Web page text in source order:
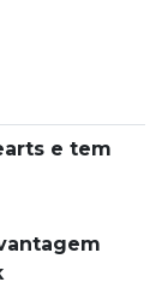
e tem